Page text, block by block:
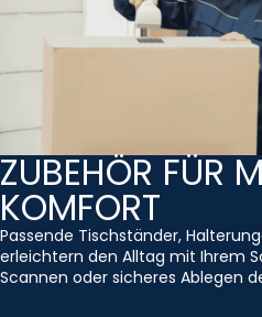
ZUBEHÖR FÜR
KOMFORT
Passende Tischständer,
erleichtern den Alltag mit Ihrem
Scannen oder sicheres Ablegen